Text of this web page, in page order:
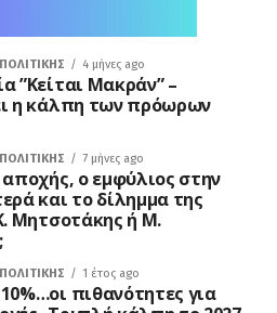
4 μήνες ago
”Κείται Μακράν” –
η κάλπη των πρόωρων
7 μήνες ago
ο εμφύλιος στην
και το δίλημμα της
Μητσοτάκης ή Μ.
1 έτος ago
πιθανότητες για